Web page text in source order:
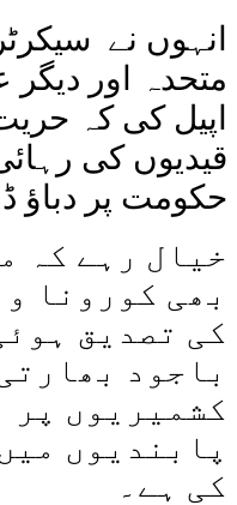
انہوں نے
متحدہ اور
اپیل کی کہ
قیدیوں کی
حکومت پر دباؤ
خیال رہے کہ
بھی کورونا
کی تصدیق
باجود
کشمیریوں پر
پابندیوں
کی ہے۔